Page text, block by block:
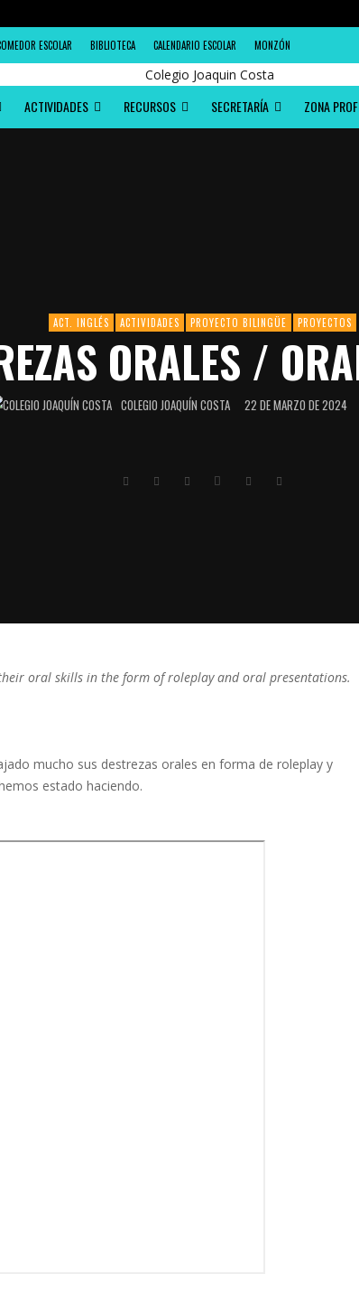
ESCOLAR BIBLIOTECA CALENDARIO ESCOLAR MONZÓN
ACTIVIDADES RECURSOS SECRETARÍA ZONA
ACT. INGLÉS ACTIVIDADES PROYECTO BILINGÜE PROYECTOS
ORALES /
COLEGIO JOAQUÍN COSTA 22 DE MARZO DE 2024
oral skills in the form of roleplay and oral presentations.
mucho sus destrezas orales en forma de roleplay y
estado haciendo.